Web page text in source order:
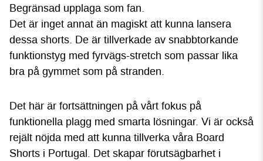
Begränsad upplaga som fan.
Det är inget annat än magiskt att kunna lansera
dessa shorts. De är tillverkade av snabbtorkande
funktionstyg med fyrvägs-stretch som passar lika
bra på gymmet som på stranden.
Det här är fortsättningen på vårt fokus på
funktionella plagg med smarta lösningar. Vi är också
rejält nöjda med att kunna tillverka våra Board
Shorts i Portugal. Det skapar förutsägbarhet i